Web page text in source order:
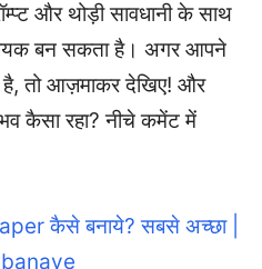
और थोड़ी सावधानी के साथ
बन सकता है। अगर आपने
तो आज़माकर देखिए! और
कैसा रहा? नीचे कमेंट में
कैसे बनाये? सबसे अच्छा |